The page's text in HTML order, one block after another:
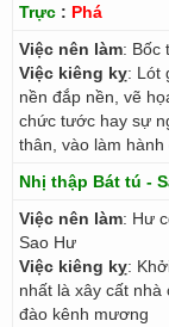
Trực : Phá
Việc nên làm: Bốc
Việc kiêng kỵ: Lót
nền đắp nền, vẽ
chức tước hay sự
thân, vào làm
Nhị thập Bát tú -
Việc nên làm: Hư
Sao Hư
Việc kiêng kỵ:
nhất là xây cất
đào kênh mương